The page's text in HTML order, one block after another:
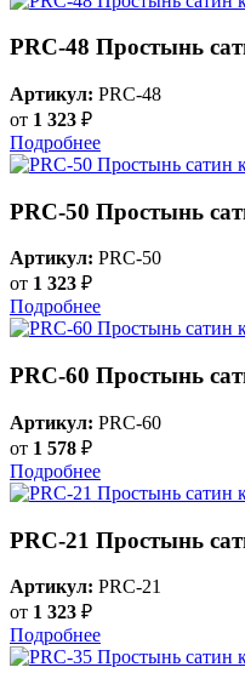
PRC-48 Простынь
Артикул: PRC-48
от 1 323 ₽
Подробнее
PRC-50 Простынь
Артикул: PRC-50
от 1 323 ₽
Подробнее
PRC-60 Простынь
Артикул: PRC-60
от 1 578 ₽
Подробнее
PRC-21 Простынь
Артикул: PRC-21
от 1 323 ₽
Подробнее